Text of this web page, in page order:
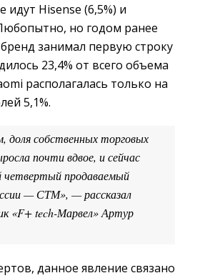
идут Hisense (6,5%) и
но годом ранее
занимал первую строку
23,4% от всего объема
располагалась только на
5,1%.
доля собственных торговых
почти вдвое, и сейчас
продаваемый
— СТМ», — рассказал
«F+ tech-Марвел» Артур
данное явление связано